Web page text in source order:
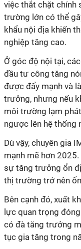
việc thắt chặt chính
trường lớn có thể
khẩu nội địa khiến
nghiệp tăng cao.
Ở góc độ nội tại,
đầu tư công tăng
được đẩy mạnh và
trưởng, nhưng nếu
môi trường lạm
ngược lên hệ thống
Dù vậy, chuyên gia
mạnh mẽ hơn
sự tăng trưởng ổn
thị trường trở nên
Bên cạnh đó, xuất
lực quan trọng
có đà tăng trưởng
tục gia tăng trong